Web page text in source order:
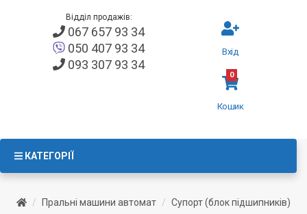
Відділ продажів:
067 657 93 34
050 407 93 34
093 307 93 34
Вхід
Кошик
0
КАТЕГОРІЇ
Пральні машини автомат Супорт (блок підшипників)